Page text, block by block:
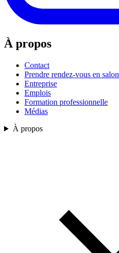
À propos
Contact
Prendre rendez-vous en salon
Entreprise
Emplois
Formation professionnelle
Médias
À propos